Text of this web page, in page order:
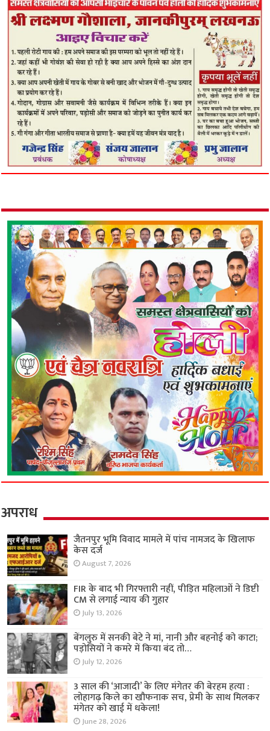
अपराध
जैतनपुर भूमि विवाद मामले में पांच नामजद के खिलाफ
केस दर्ज
August 7, 2026
FIR के बाद भी गिरफ्तारी नहीं, पीड़ित महिलाओं ने डिप्टी
CM से लगाई न्याय की गुहार
July 13, 2026
बेंगलुरु में सनकी बेटे ने मां, नानी और बहनोई को काटा;
पड़ोसियों ने कमरे में किया बंद तो…
July 12, 2026
3 साल की ‘आजादी’ के लिए मंगेतर की बेरहम हत्या :
लोहागढ़ किले का खौफनाक सच, प्रेमी के साथ मिलकर
मंगेतर को खाई में धकेला!
June 28, 2026